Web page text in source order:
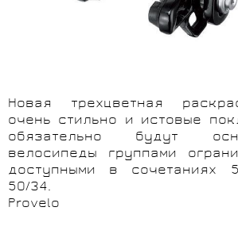
Новая трехцветная
очень стильно и истовые
обязательно будут
велосипеды группами
доступными в сочетаниях
50/34.
Provelo